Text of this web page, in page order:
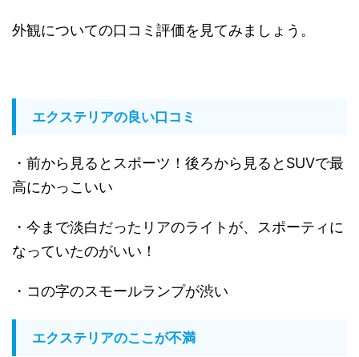
外観についての口コミ評価を見てみましょう。
エクステリアの良い口コミ
・前から見るとスポーツ！後ろから見るとSUVで最
高にかっこいい
・今まで淡白だったリアのライトが、スポーティに
なっていたのがいい！
・コの字のスモールランプが渋い
エクステリアのここが不満